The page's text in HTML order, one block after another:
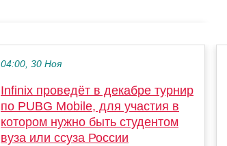
04:00, 30 Ноя
Infinix проведёт в декабре турнир
по PUBG Mobile, для участия в
котором нужно быть студентом
вуза или ссуза России